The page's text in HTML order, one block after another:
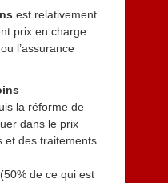
est relativement
prix en charge
l’assurance
la réforme de
dans le prix
et des traitements.
de ce qui est